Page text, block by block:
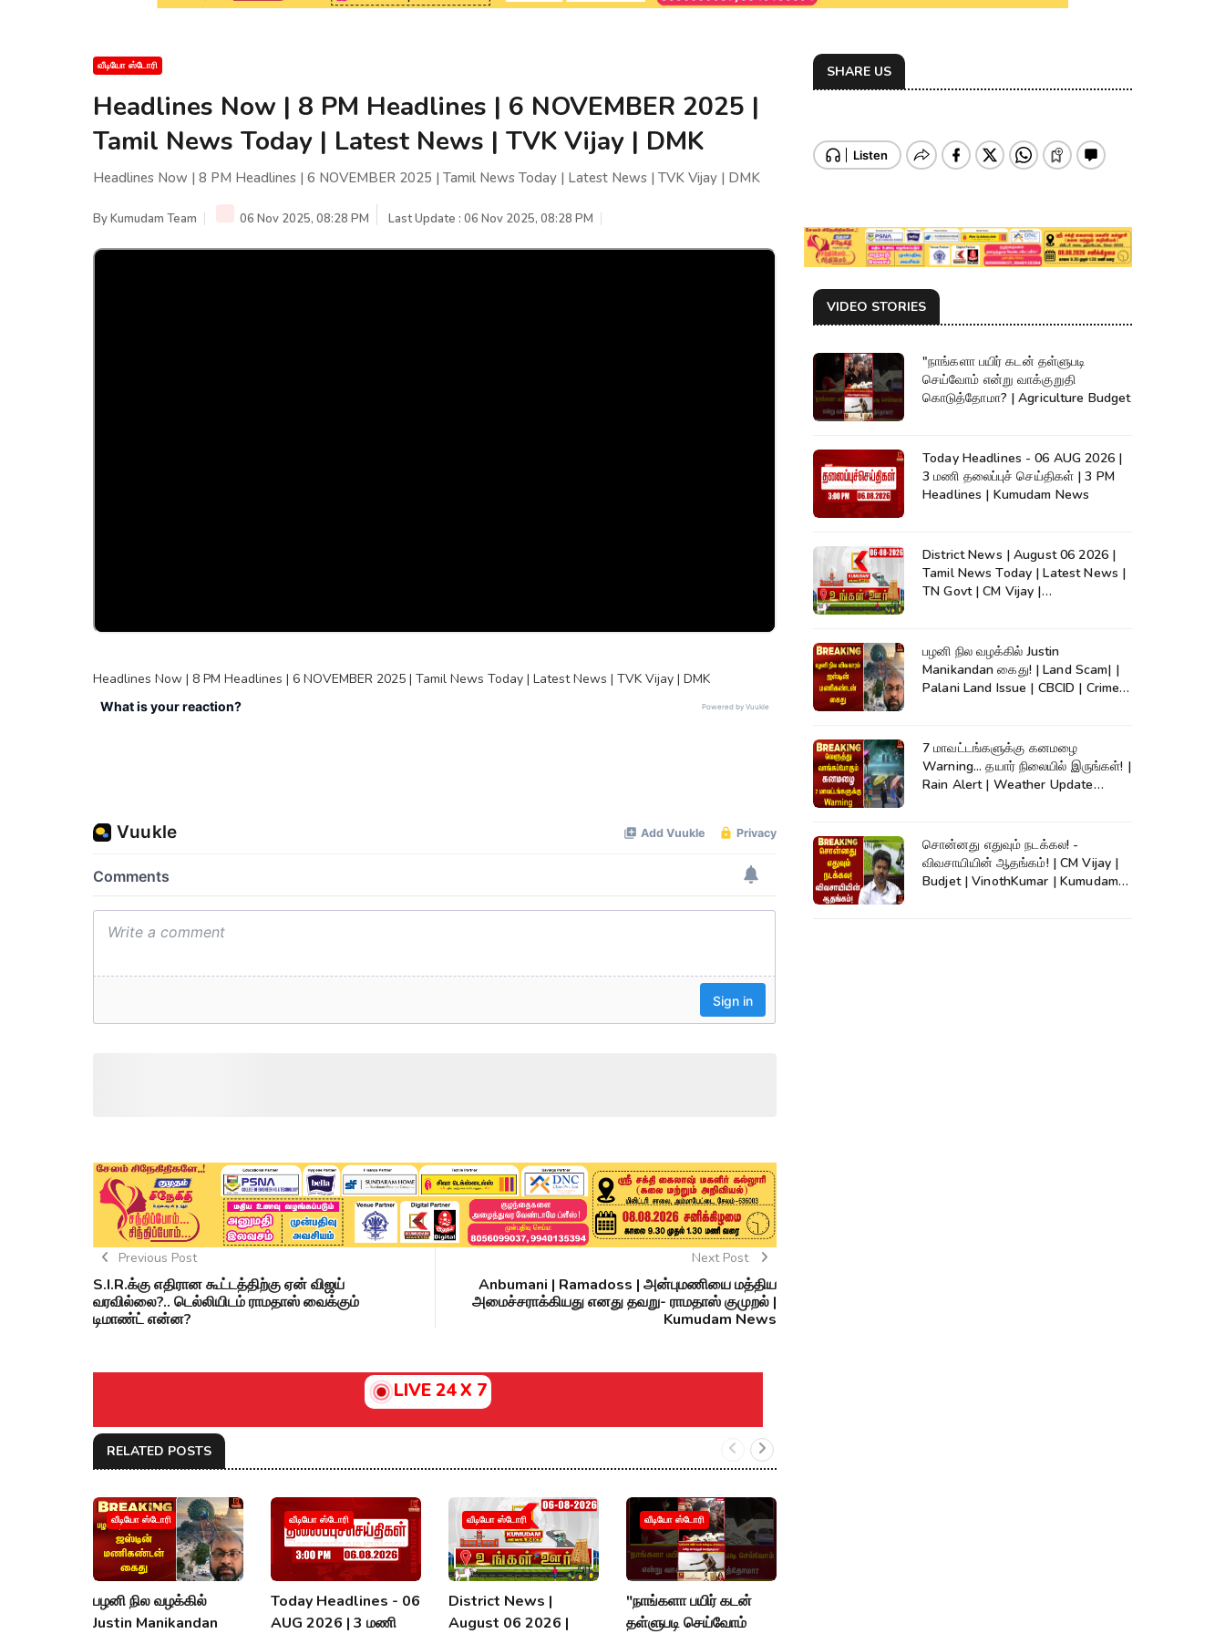
வீடியோ ஸ்டோரி
Headlines Now | 8 PM Headlines | 6 NOVEMBER 2025 |
Tamil News Today | Latest News | TVK Vijay | DMK
Headlines Now | 8 PM Headlines | 6 NOVEMBER 2025 | Tamil News Today | Latest News | TVK Vijay | DMK
ByKumudam Team 06 Nov 2025, 08:28 PM Last Update : 06 Nov 2025, 08:28 PM
Headlines Now | 8 PM Headlines | 6 NOVEMBER 2025 | Tamil News Today | Latest News | TVK Vijay | DMK
Previous Post
S.I.R.க்கு எதிரான கூட்டத்திற்கு ஏன் விஜய்
வரவில்லை?.. டெல்லியிடம் ராமதாஸ் வைக்கும்
டிமாண்ட் என்ன?
Next Post
Anbumani | Ramadoss | அன்புமணியை மத்திய
அமைச்சராக்கியது எனது தவறு- ராமதாஸ் குமுறல் |
Kumudam News
LIVE 24 X 7
RELATED POSTS
வீடியோ ஸ்டோரி
பழனி நில வழக்கில்
Justin Manikandan
வீடியோ ஸ்டோரி
Today Headlines - 06
AUG 2026 | 3 மணி
வீடியோ ஸ்டோரி
District News |
August 06 2026 |
வீடியோ ஸ்டோரி
"நாங்களா பயிர் கடன்
தள்ளுபடி செய்வோம்
SHARE US
VIDEO STORIES
"நாங்களா பயிர் கடன் தள்ளுபடி
செய்வோம் என்று வாக்குறுதி
கொடுத்தோமா? | Agriculture Budget
Today Headlines - 06 AUG 2026 |
3 மணி தலைப்புச் செய்திகள் | 3 PM
Headlines | Kumudam News
District News | August 06 2026 |
Tamil News Today | Latest News |
TN Govt | CM Vijay |
பழனி நில வழக்கில் Justin
Manikandan கைது! | Land Scam| |
Palani Land Issue | CBCID | Crime
7 மாவட்டங்களுக்கு கனமழை
Warning... தயார் நிலையில் இருங்கள்! |
Rain Alert | Weather Update
சொன்னது எதுவும் நடக்கல! -
விவசாயியின் ஆதங்கம்! | CM Vijay |
Budjet | VinothKumar | Kumudam